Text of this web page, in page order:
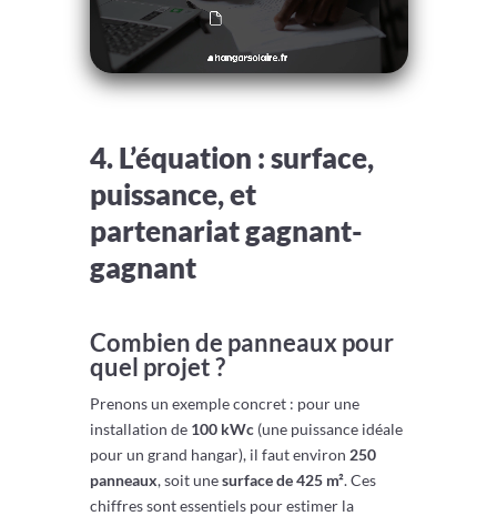
4. L’équation : surface,
puissance, et
partenariat gagnant-
gagnant
Combien de panneaux pour
quel projet ?
Prenons un exemple concret : pour une
installation de 100 kWc(une puissance idéale
pour un grand hangar), il faut environ 250
panneaux, soit unesurface de 425 m². Ces
chiffres sont essentiels pour estimer la